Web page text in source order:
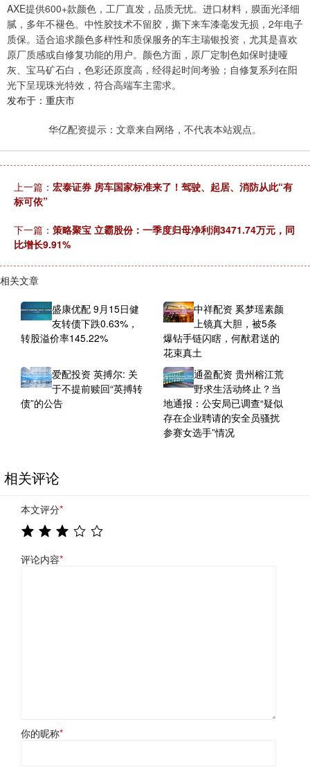
AXE提供600+款颜色，工厂直发，品质无忧。进口材料，膜面光泽细
腻，多年不褪色。中性胶技术不留胶，撕下来车漆毫发无损，2年电子
质保。适合追求颜色多样性和质保服务的车主瑞银投资，尤其是喜欢
原厂质感或自修复功能的用户。颜色方面，原厂定制色如保时捷哑
灰、宝马矿石白，色彩还原度高，经得起时间考验；自修复系列在阳
光下呈现珠光特效，符合高端车主需求。
发布于：重庆市
华亿配资提示：文章来自网络，不代表本站观点。
上一篇： 宏泰证券 房车国家标准来了！驾驶、起居、消防从此“有
标可依”
下一篇： 策略聚宝 立霸股份：一季度归母净利润3471.74万元，同
比增长9.91%
相关文章
盛康优配 9月15日健
友转债下跌0.63%，
转股溢价率145.22%
中祥配资 奚梦瑶素颜
上镜真大胆，被5条
爆钻手链闪瞎，何猷君送的
花束真土
爱配投资 英搏尔: 关
于不提前赎回“英搏转
债”的公告
通盈配资 贵州榕江荒
野求生活动终止？当
地通报：公安局已调查“疑似
存在企业聘请的安全员骚扰
参赛女选手”情况
相关评论
本文评分*
评论内容*
你的昵称*